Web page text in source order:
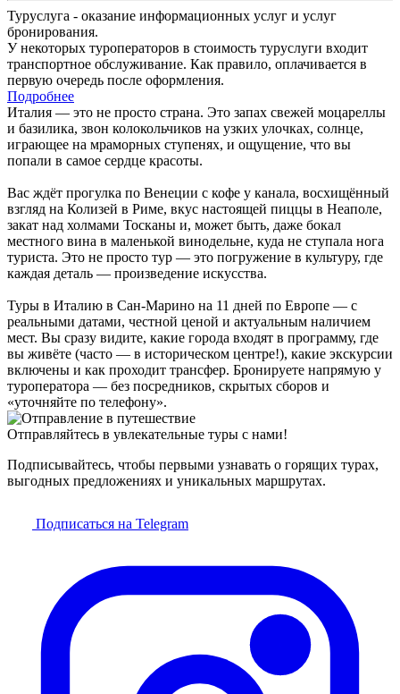
Туруслуга - оказание информационных услуг и услуг
бронирования.
У некоторых туроператоров в стоимость туруслуги входит
транспортное обслуживание. Как правило, оплачивается в
первую очередь после оформления.
Подробнее
Италия — это не просто страна. Это запах свежей моцареллы
и базилика, звон колокольчиков на узких улочках, солнце,
играющее на мраморных ступенях, и ощущение, что вы
попали в самое сердце красоты.
Вас ждёт прогулка по Венеции с кофе у канала, восхищённый
взгляд на Колизей в Риме, вкус настоящей пиццы в Неаполе,
закат над холмами Тосканы и, может быть, даже бокал
местного вина в маленькой винодельне, куда не ступала нога
туриста. Это не просто тур — это погружение в культуру, где
каждая деталь — произведение искусства.
Туры в Италию в Сан-Марино на 11 дней по Европе — с
реальными датами, честной ценой и актуальным наличием
мест. Вы сразу видите, какие города входят в программу, где
вы живёте (часто — в историческом центре!), какие экскурсии
включены и как проходит трансфер. Бронируете напрямую у
туроператора — без посредников, скрытых сборов и
«уточняйте по телефону».
Отправляйтесь в увлекательные туры с нами!
Подписывайтесь, чтобы первыми узнавать о горящих турах,
выгодных предложениях и уникальных маршрутах.
Подписаться на Telegram